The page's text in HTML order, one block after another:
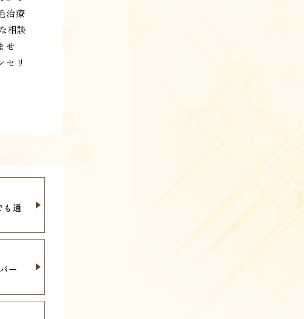
治療
相談
せ
セリ
も通
ー